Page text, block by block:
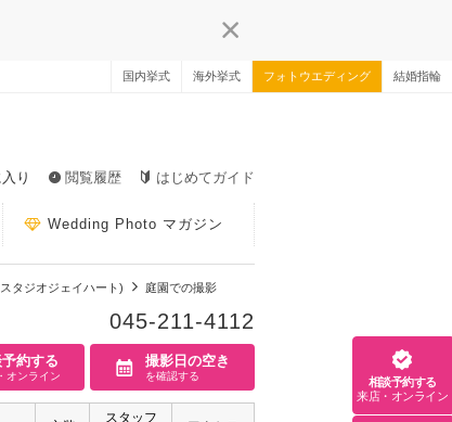
国内挙式 海外挙式 フォトウエディング 結婚指輪
り 閲覧履歴 はじめてガイド
Wedding Photo マガジン
タジオジェイハート) 庭園での撮影
045-211-4112
約する
オンライン
撮影日の空き
を確認する
スタッフ
相談予約する
来店・オンライン